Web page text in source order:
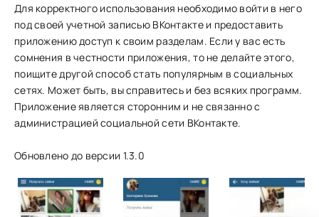
Для корректного использования необходимо войти в него
под своей учетной записью ВКонтакте и предоставить
приложению доступ к своим разделам. Если у вас есть
сомнения в честности приложения, то не делайте этого,
поищите другой способ стать популярным в социальных
сетях. Может быть, вы справитесь и без всяких программ.
Приложение является сторонним и не связанно с
администрацией социальной сети ВКонтакте.
Обновлено до версии 1.3.0